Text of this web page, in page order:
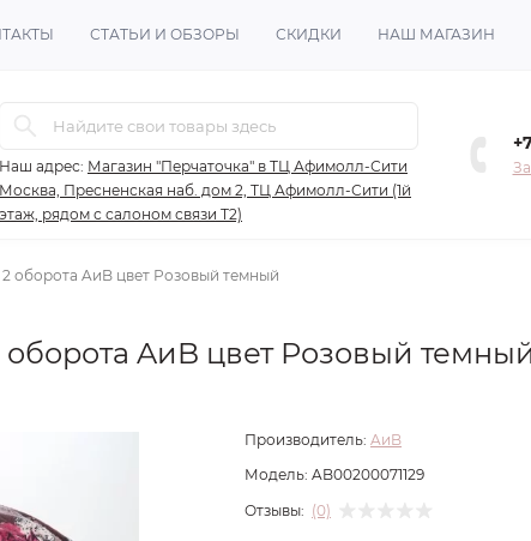
СТАТЬИ И ОБЗОРЫ СКИДКИ НАШ МАГАЗИН
Наш адрес: Магазин "Перчаточка" в ТЦ Афимолл-Сити
Москва, Пресненская наб. дом 2, ТЦ Афимолл-Сити (1й
этаж, рядом с салоном связи Т2)
оборота AиB цвет Розовый темный
AиB цвет Розовый темный
Производитель: AиB
Модель: AB00200071129
Отзывы: (0)